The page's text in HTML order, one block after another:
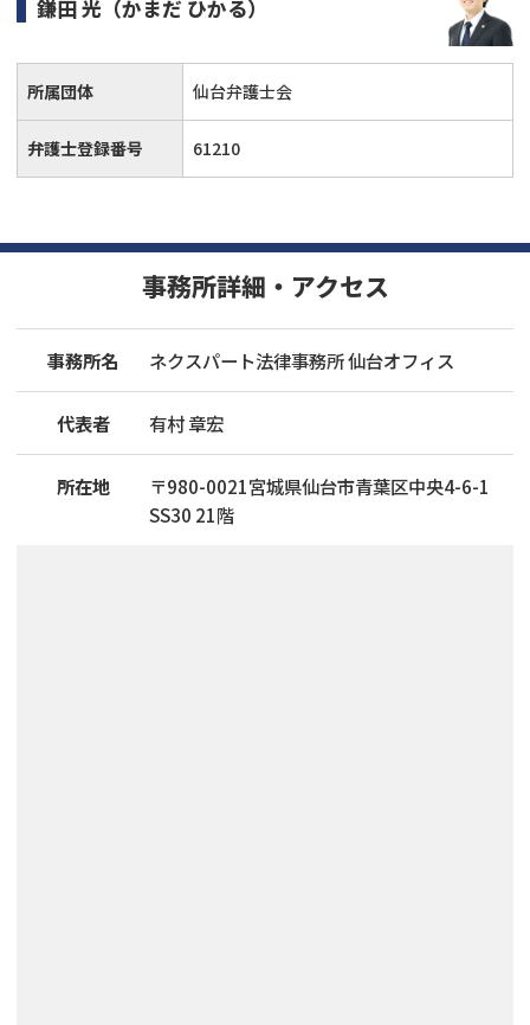
鎌田 光 （かまだ ひかる）
所属団体 仙台弁護士会
弁護士登録番号 61210
事務所詳細・アクセス
事務所名 ネクスパート法律事務所 仙台オフィス
代表者 有村 章宏
所在地 〒980-0021宮城県仙台市青葉区中央4-6-1
SS30 21階